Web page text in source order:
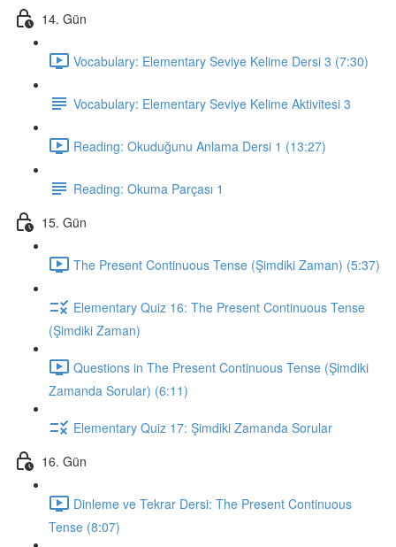
14. Gün
Vocabulary: Elementary Seviye Kelime Dersi 3 (7:30)
Vocabulary: Elementary Seviye Kelime Aktivitesi 3
Reading: Okuduğunu Anlama Dersi 1 (13:27)
Reading: Okuma Parçası 1
15. Gün
The Present Continuous Tense (Şimdiki Zaman) (5:37)
Elementary Quiz 16: The Present Continuous Tense
(Şimdiki Zaman)
Questions in The Present Continuous Tense (Şimdiki
Zamanda Sorular) (6:11)
Elementary Quiz 17: Şimdiki Zamanda Sorular
16. Gün
Dinleme ve Tekrar Dersi: The Present Continuous
Tense (8:07)